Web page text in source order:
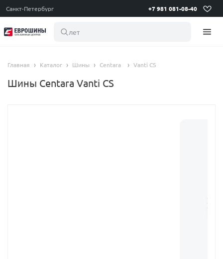
Санкт-Петербург +7 981 081-08-40
летние
Главная Каталог Шины Centara Vanti CS
Шины Centara Vanti CS